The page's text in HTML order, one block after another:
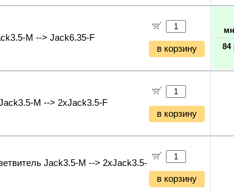
M --> Jack6.35-F
в корзину
84
M --> 2xJack3.5-F
в корзину
Jack3.5-M --> 2xJack3.5-
в корзину